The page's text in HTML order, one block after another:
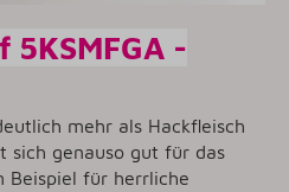
5KSMFGA -
mehr als Hackfleisch
sich genauso gut für das
Beispiel für herrliche